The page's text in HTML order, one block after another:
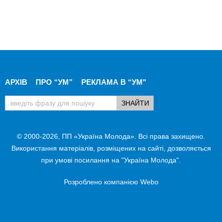
АРХІВ ПРО “УМ” РЕКЛАМА В “УМ"
© 2000-2026, ПП «Україна Молода». Всі права захищено.
Використання матеріалів, розміщених на сайті, дозволяється
при умові посилання на "Україна Молода".
Розроблено компанією Webo